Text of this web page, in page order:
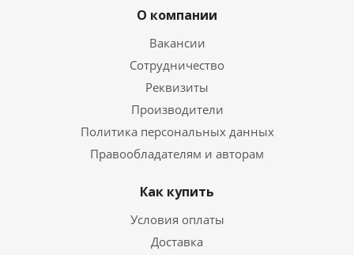
О компании
Вакансии
Сотрудничество
Реквизиты
Производители
Политика персональных данных
Правообладателям и авторам
Как купить
Условия оплаты
Доставка